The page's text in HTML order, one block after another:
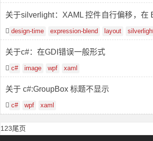
关于silverlight：XAML 控件自行偏移，在
变得不可见
design-time expression-blend layout
关于c#：在GDI错误一般形式
c# image wpf xaml
关于 c#:GroupBox 标题不显示
c# wpf xaml
1 23尾页